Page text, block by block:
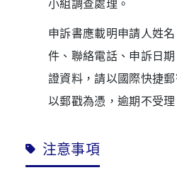
申訴書應載明申請人姓
件、聯絡電話、申訴日
證資料，請以國際快捷
以郵戳為憑，逾期不受理
注意事項